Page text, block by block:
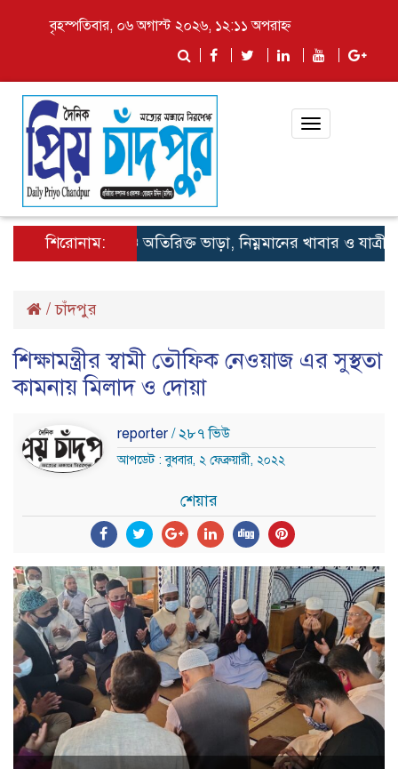
বৃহস্পতিবার, ০৬ অগাস্ট ২০২৬, ১২:১১ অপরাহ্ন
Toggle
শিরোনাম:লঞ্চে অতিরিক্ত ভাড়া, নিম্নমানের খাবার ও যাত্রী
/চাঁদপুর
শিক্ষামন্ত্রীর স্বামী তৌফিক নেওয়াজ এর সুস্থতা
কামনায় মিলাদ ও দোয়া
reporter / ২৮৭ ভিউ
আপডেট : বুধবার, ২ ফেব্রুয়ারী, ২০২২
শেয়ার